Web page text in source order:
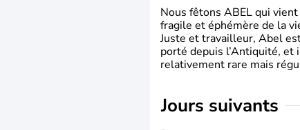
Nous fêtons ABEL qui
fragile et éphémère de la
Juste et travailleur, Abel
porté depuis l’Antiquité, et
relativement rare mais
jours suivants